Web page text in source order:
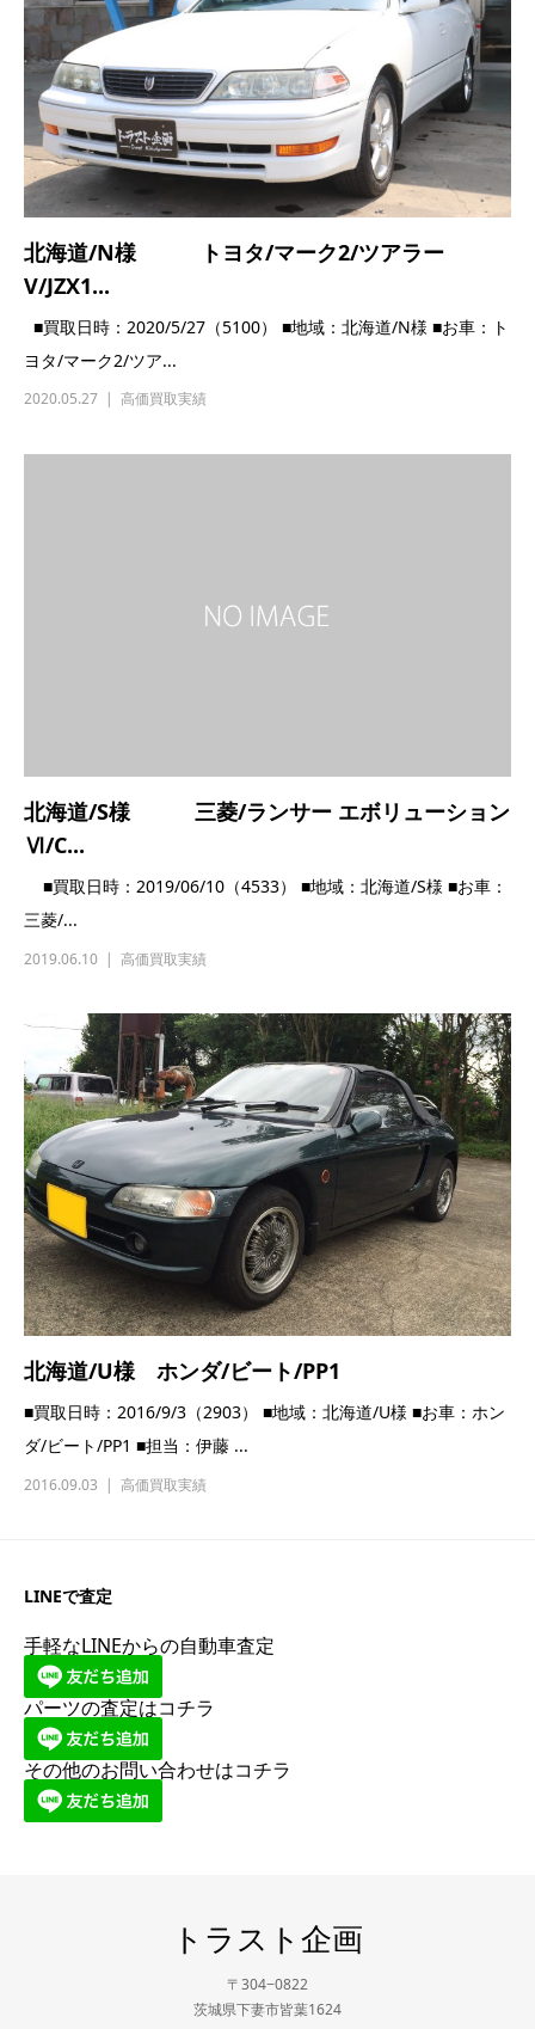
北海道/N様 トヨタ/マーク2/ツアラー
V/JZX1...
■買取日時：2020/5/27（5100） ■地域：北海道/N様 ■お車：ト
ヨタ/マーク2/ツア...
2020.05.27 高価買取実績
北海道/S様 三菱/ランサー エボリューション
Ⅵ/C...
■買取日時：2019/06/10（4533） ■地域：北海道/S様 ■お車：
三菱/...
2019.06.10 高価買取実績
北海道/U様 ホンダ/ビート/PP1
■買取日時：2016/9/3（2903） ■地域：北海道/U様 ■お車：ホン
ダ/ビート/PP1 ■担当：伊藤 ...
2016.09.03 高価買取実績
LINEで査定
手軽なLINEからの自動車査定
パーツの査定はコチラ
その他のお問い合わせはコチラ
トラスト企画
〒304−0822
茨城県下妻市皆葉1624